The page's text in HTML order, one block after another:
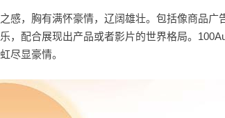
感，胸有满怀豪情，辽阔雄壮。包括像商品广
，配合展现出产品或者影片的世界格局。
尽显豪情。